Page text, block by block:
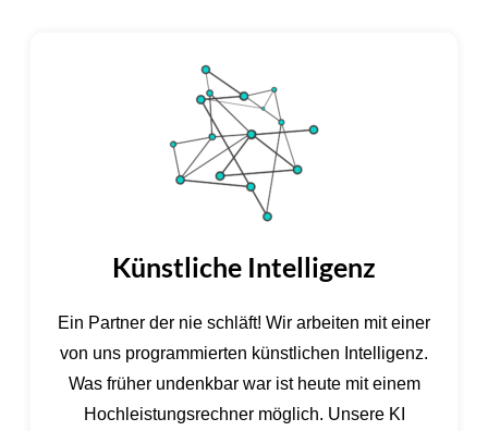
Künstliche Intelligenz
Ein Partner der nie schläft! Wir arbeiten mit einer
von uns programmierten künstlichen Intelligenz.
Was früher undenkbar war ist heute mit einem
Hochleistungsrechner möglich. Unsere KI